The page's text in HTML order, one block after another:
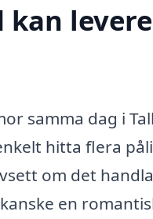
samma dag i
hitta flera
om det
en